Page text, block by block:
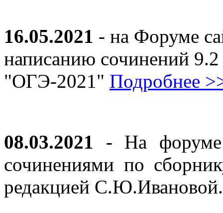
16.05.2021 - на Форуме
написанию сочинений
"ОГЭ-2021" Подробнее
08.03.2021 - На форуме
сочинениями по
редакцией